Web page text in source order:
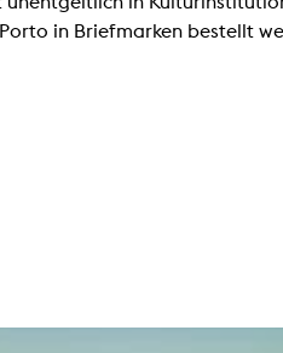
in Briefmarken bestellt
the KHM e.V.